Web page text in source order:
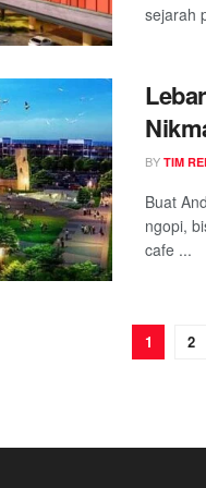
sejarah
BY TIM
Buat
ngopi,
cafe ...
1 2